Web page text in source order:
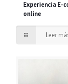
Experiencia E-
online
Leer